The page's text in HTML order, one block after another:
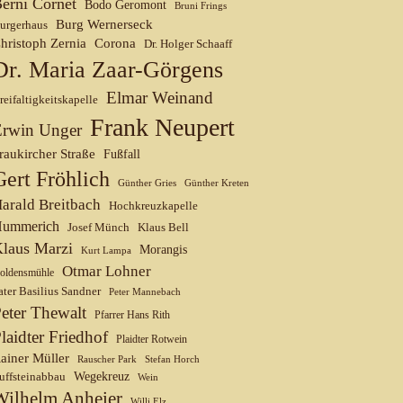
Cornet Bodo Geromont Bruni Frings
Burg Wernerseck
Zernia
Corona Dr. Holger Schaaff
Maria Zaar-Görgens
Elmar Weinand
Unger Frank Neupert
Straße Fußfall
Fröhlich Günther Gries Günther Kreten
Breitbach Hochkreuzkapelle
Josef Münch Klaus Bell
Marzi Kurt Lampa Morangis
Otmar Lohner
Basilius Sandner Peter Mannebach
Thewalt Pfarrer Hans Rith
Friedhof Plaidter Rotwein
Müller Rauscher Park Stefan Horch
Wegekreuz Wein
Anheier